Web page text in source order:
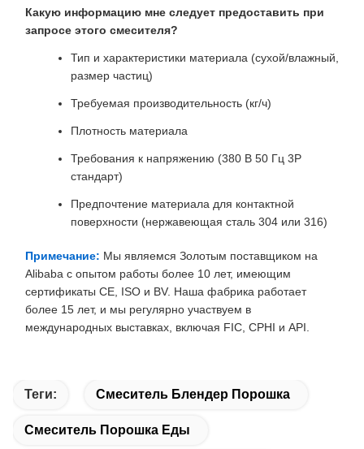
Какую информацию мне следует предоставить при
запросе этого смесителя?
Тип и характеристики материала (сухой/влажный,
размер частиц)
Требуемая производительность (кг/ч)
Плотность материала
Требования к напряжению (380 В 50 Гц 3P
стандарт)
Предпочтение материала для контактной
поверхности (нержавеющая сталь 304 или 316)
Примечание: Мы являемся Золотым поставщиком на
Alibaba с опытом работы более 10 лет, имеющим
сертификаты CE, ISO и BV. Наша фабрика работает
более 15 лет, и мы регулярно участвуем в
международных выставках, включая FIC, CPHI и API.
Теги: Смеситель Блендер Порошка
Смеситель Порошка Еды